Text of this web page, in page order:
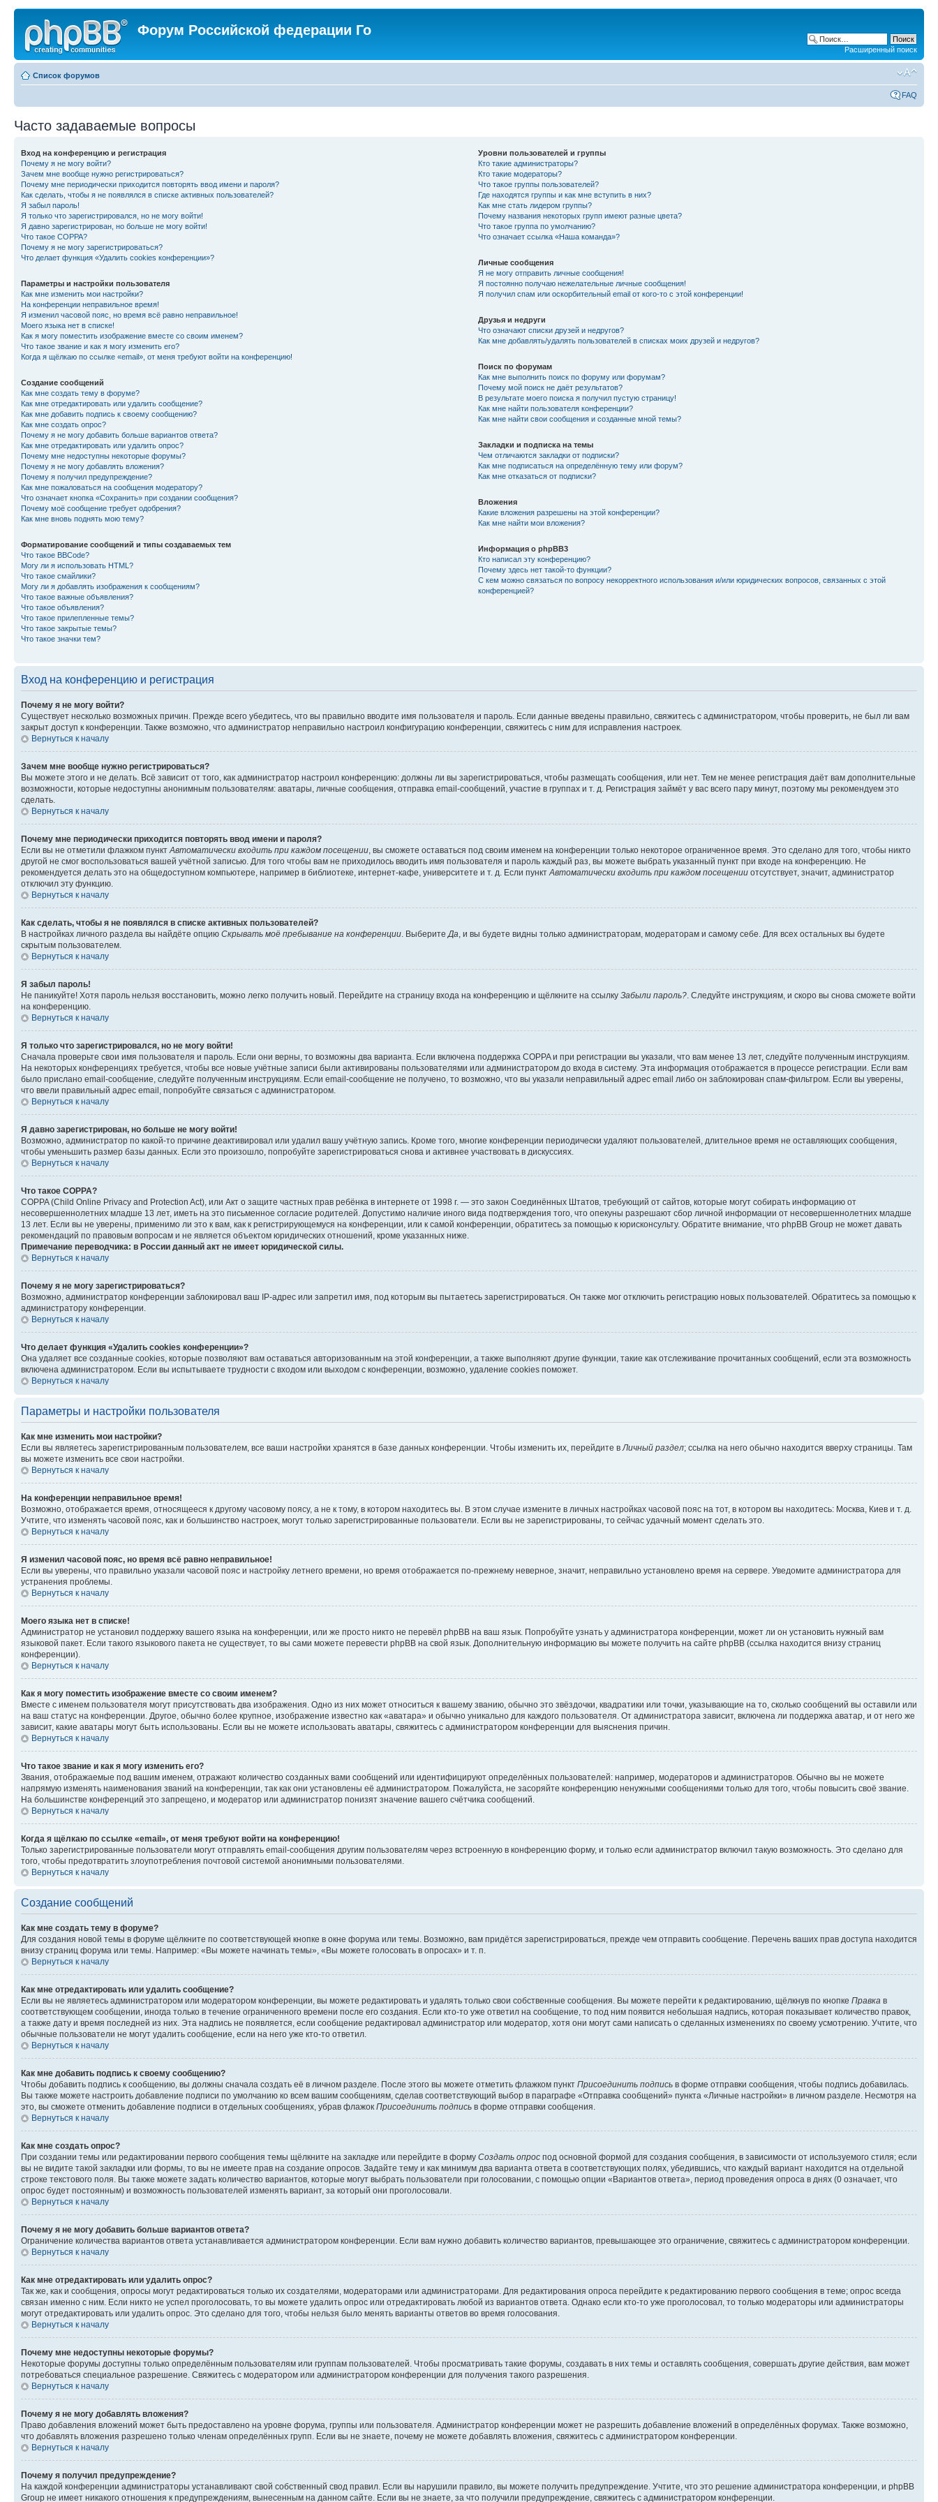
Форум Российской федерации Го
Расширенный поиск
Список форумов
FAQ
Часто задаваемые вопросы
Вход на конференцию и регистрация
Почему я не могу войти?
Зачем мне вообще нужно регистрироваться?
Почему мне периодически приходится повторять ввод имени и пароля?
Как сделать, чтобы я не появлялся в списке активных пользователей?
Я забыл пароль!
Я только что зарегистрировался, но не могу войти!
Я давно зарегистрирован, но больше не могу войти!
Что такое COPPA?
Почему я не могу зарегистрироваться?
Что делает функция «Удалить cookies конференции»?
Параметры и настройки пользователя
Как мне изменить мои настройки?
На конференции неправильное время!
Я изменил часовой пояс, но время всё равно неправильное!
Моего языка нет в списке!
Как я могу поместить изображение вместе со своим именем?
Что такое звание и как я могу изменить его?
Когда я щёлкаю по ссылке «email», от меня требуют войти на конференцию!
Создание сообщений
Как мне создать тему в форуме?
Как мне отредактировать или удалить сообщение?
Как мне добавить подпись к своему сообщению?
Как мне создать опрос?
Почему я не могу добавить больше вариантов ответа?
Как мне отредактировать или удалить опрос?
Почему мне недоступны некоторые форумы?
Почему я не могу добавлять вложения?
Почему я получил предупреждение?
Как мне пожаловаться на сообщения модератору?
Что означает кнопка «Сохранить» при создании сообщения?
Почему моё сообщение требует одобрения?
Как мне вновь поднять мою тему?
Форматирование сообщений и типы создаваемых тем
Что такое BBCode?
Могу ли я использовать HTML?
Что такое смайлики?
Могу ли я добавлять изображения к сообщениям?
Что такое важные объявления?
Что такое объявления?
Что такое прилепленные темы?
Что такое закрытые темы?
Что такое значки тем?
Уровни пользователей и группы
Кто такие администраторы?
Кто такие модераторы?
Что такое группы пользователей?
Где находятся группы и как мне вступить в них?
Как мне стать лидером группы?
Почему названия некоторых групп имеют разные цвета?
Что такое группа по умолчанию?
Что означает ссылка «Наша команда»?
Личные сообщения
Я не могу отправить личные сообщения!
Я постоянно получаю нежелательные личные сообщения!
Я получил спам или оскорбительный email от кого-то с этой конференции!
Друзья и недруги
Что означают списки друзей и недругов?
Как мне добавлять/удалять пользователей в списках моих друзей и недругов?
Поиск по форумам
Как мне выполнить поиск по форуму или форумам?
Почему мой поиск не даёт результатов?
В результате моего поиска я получил пустую страницу!
Как мне найти пользователя конференции?
Как мне найти свои сообщения и созданные мной темы?
Закладки и подписка на темы
Чем отличаются закладки от подписки?
Как мне подписаться на определённую тему или форум?
Как мне отказаться от подписки?
Вложения
Какие вложения разрешены на этой конференции?
Как мне найти мои вложения?
Информация о phpBB3
Кто написал эту конференцию?
Почему здесь нет такой-то функции?
С кем можно связаться по вопросу некорректного использования и/или юридических вопросов, связанных с этой
конференцией?
Вход на конференцию и регистрация
Почему я не могу войти?
Существует несколько возможных причин. Прежде всего убедитесь, что вы правильно вводите имя пользователя и пароль. Если данные введены правильно, свяжитесь с администратором, чтобы проверить, не был ли вам
закрыт доступ к конференции. Также возможно, что администратор неправильно настроил конфигурацию конференции, свяжитесь с ним для исправления настроек.
Вернуться к началу
Зачем мне вообще нужно регистрироваться?
Вы можете этого и не делать. Всё зависит от того, как администратор настроил конференцию: должны ли вы зарегистрироваться, чтобы размещать сообщения, или нет. Тем не менее регистрация даёт вам дополнительные
возможности, которые недоступны анонимным пользователям: аватары, личные сообщения, отправка email-сообщений, участие в группах и т. д. Регистрация займёт у вас всего пару минут, поэтому мы рекомендуем это
сделать.
Вернуться к началу
Почему мне периодически приходится повторять ввод имени и пароля?
Если вы не отметили флажком пунктАвтоматически входить при каждом посещении, вы сможете оставаться под своим именем на конференции только некоторое ограниченное время. Это сделано для того, чтобы никто
другой не смог воспользоваться вашей учётной записью. Для того чтобы вам не приходилось вводить имя пользователя и пароль каждый раз, вы можете выбрать указанный пункт при входе на конференцию. Не
рекомендуется делать это на общедоступном компьютере, например в библиотеке, интернет-кафе, университете и т. д. Если пунктАвтоматически входить при каждом посещении отсутствует, значит, администратор
отключил эту функцию.
Вернуться к началу
Как сделать, чтобы я не появлялся в списке активных пользователей?
В настройках личного раздела вы найдёте опцию Скрывать моё пребывание на конференции. ВыберитеДа, и вы будете видны только администраторам, модераторам и самому себе. Для всех остальных вы будете
скрытым пользователем.
Вернуться к началу
Я забыл пароль!
Не паникуйте! Хотя пароль нельзя восстановить, можно легко получить новый. Перейдите на страницу входа на конференцию и щёлкните на ссылку Забыли пароль?. Следуйте инструкциям, и скоро вы снова сможете войти
на конференцию.
Вернуться к началу
Я только что зарегистрировался, но не могу войти!
Сначала проверьте свои имя пользователя и пароль. Если они верны, то возможны два варианта. Если включена поддержка COPPA и при регистрации вы указали, что вам менее 13 лет, следуйте полученным инструкциям.
На некоторых конференциях требуется, чтобы все новые учётные записи были активированы пользователями или администратором до входа в систему. Эта информация отображается в процессе регистрации. Если вам
было прислано email-сообщение, следуйте полученным инструкциям. Если email-сообщение не получено, то возможно, что вы указали неправильный адрес email либо он заблокирован спам-фильтром. Если вы уверены,
что ввели правильный адрес email, попробуйте связаться с администратором.
Вернуться к началу
Я давно зарегистрирован, но больше не могу войти!
Возможно, администратор по какой-то причине деактивировал или удалил вашу учётную запись. Кроме того, многие конференции периодически удаляют пользователей, длительное время не оставляющих сообщения,
чтобы уменьшить размер базы данных. Если это произошло, попробуйте зарегистрироваться снова и активнее участвовать в дискуссиях.
Вернуться к началу
Что такое COPPA?
COPPA (Child Online Privacy and Protection Act), или Акт о защите частных прав ребёнка в интернете от 1998 г. — это закон Соединённых Штатов, требующий от сайтов, которые могут собирать информацию от
несовершеннолетних младше 13 лет, иметь на это письменное согласие родителей. Допустимо наличие иного вида подтверждения того, что опекуны разрешают сбор личной информации от несовершеннолетних младше
13 лет. Если вы не уверены, применимо ли это к вам, как к регистрирующемуся на конференции, или к самой конференции, обратитесь за помощью к юрисконсульту. Обратите внимание, что phpBB Group не может давать
рекомендаций по правовым вопросам и не является объектом юридических отношений, кроме указанных ниже.
Примечание переводчика: в России данный акт не имеет юридической силы.
Вернуться к началу
Почему я не могу зарегистрироваться?
Возможно, администратор конференции заблокировал ваш IP-адрес или запретил имя, под которым вы пытаетесь зарегистрироваться. Он также мог отключить регистрацию новых пользователей. Обратитесь за помощью к
администратору конференции.
Вернуться к началу
Что делает функция «Удалить cookies конференции»?
Она удаляет все созданные cookies, которые позволяют вам оставаться авторизованным на этой конференции, а также выполняют другие функции, такие как отслеживание прочитанных сообщений, если эта возможность
включена администратором. Если вы испытываете трудности с входом или выходом с конференции, возможно, удаление cookies поможет.
Вернуться к началу
Параметры и настройки пользователя
Как мне изменить мои настройки?
Если вы являетесь зарегистрированным пользователем, все ваши настройки хранятся в базе данных конференции. Чтобы изменить их, перейдите вЛичный раздел; ссылка на него обычно находится вверху страницы. Там
вы можете изменить все свои настройки.
Вернуться к началу
На конференции неправильное время!
Возможно, отображается время, относящееся к другому часовому поясу, а не к тому, в котором находитесь вы. В этом случае измените в личных настройках часовой пояс на тот, в котором вы находитесь: Москва, Киев и т. д.
Учтите, что изменять часовой пояс, как и большинство настроек, могут только зарегистрированные пользователи. Если вы не зарегистрированы, то сейчас удачный момент сделать это.
Вернуться к началу
Я изменил часовой пояс, но время всё равно неправильное!
Если вы уверены, что правильно указали часовой пояс и настройку летнего времени, но время отображается по-прежнему неверное, значит, неправильно установлено время на сервере. Уведомите администратора для
устранения проблемы.
Вернуться к началу
Моего языка нет в списке!
Администратор не установил поддержку вашего языка на конференции, или же просто никто не перевёл phpBB на ваш язык. Попробуйте узнать у администратора конференции, может ли он установить нужный вам
языковой пакет. Если такого языкового пакета не существует, то вы сами можете перевести phpBB на свой язык. Дополнительную информацию вы можете получить на сайте phpBB (ссылка находится внизу страниц
конференции).
Вернуться к началу
Как я могу поместить изображение вместе со своим именем?
Вместе с именем пользователя могут присутствовать два изображения. Одно из них может относиться к вашему званию, обычно это звёздочки, квадратики или точки, указывающие на то, сколько сообщений вы оставили или
на ваш статус на конференции. Другое, обычно более крупное, изображение известно как «аватара» и обычно уникально для каждого пользователя. От администратора зависит, включена ли поддержка аватар, и от него же
зависит, какие аватары могут быть использованы. Если вы не можете использовать аватары, свяжитесь с администратором конференции для выяснения причин.
Вернуться к началу
Что такое звание и как я могу изменить его?
Звания, отображаемые под вашим именем, отражают количество созданных вами сообщений или идентифицируют определённых пользователей: например, модераторов и администраторов. Обычно вы не можете
напрямую изменять наименования званий на конференции, так как они установлены её администратором. Пожалуйста, не засоряйте конференцию ненужными сообщениями только для того, чтобы повысить своё звание.
На большинстве конференций это запрещено, и модератор или администратор понизят значение вашего счётчика сообщений.
Вернуться к началу
Когда я щёлкаю по ссылке «email», от меня требуют войти на конференцию!
Только зарегистрированные пользователи могут отправлять email-сообщения другим пользователям через встроенную в конференцию форму, и только если администратор включил такую возможность. Это сделано для
того, чтобы предотвратить злоупотребления почтовой системой анонимными пользователями.
Вернуться к началу
Создание сообщений
Как мне создать тему в форуме?
Для создания новой темы в форуме щёлкните по соответствующей кнопке в окне форума или темы. Возможно, вам придётся зарегистрироваться, прежде чем отправить сообщение. Перечень ваших прав доступа находится
внизу страниц форума или темы. Например: «Вы можете начинать темы», «Вы можете голосовать в опросах» и т. п.
Вернуться к началу
Как мне отредактировать или удалить сообщение?
Если вы не являетесь администратором или модератором конференции, вы можете редактировать и удалять только свои собственные сообщения. Вы можете перейти к редактированию, щёлкнув по кнопке Правка в
соответствующем сообщении, иногда только в течение ограниченного времени после его создания. Если кто-то уже ответил на сообщение, то под ним появится небольшая надпись, которая показывает количество правок,
а также дату и время последней из них. Эта надпись не появляется, если сообщение редактировал администратор или модератор, хотя они могут сами написать о сделанных изменениях по своему усмотрению. Учтите, что
обычные пользователи не могут удалить сообщение, если на него уже кто-то ответил.
Вернуться к началу
Как мне добавить подпись к своему сообщению?
Чтобы добавить подпись к сообщению, вы должны сначала создать её в личном разделе. После этого вы можете отметить флажком пункт Присоединить подпись в форме отправки сообщения, чтобы подпись добавилась.
Вы также можете настроить добавление подписи по умолчанию ко всем вашим сообщениям, сделав соответствующий выбор в параграфе «Отправка сообщений» пункта «Личные настройки» в личном разделе. Несмотря на
это, вы сможете отменить добавление подписи в отдельных сообщениях, убрав флажок Присоединить подпись в форме отправки сообщения.
Вернуться к началу
Как мне создать опрос?
При создании темы или редактировании первого сообщения темы щёлкните на закладке или перейдите в форму Создать опрос под основной формой для создания сообщения, в зависимости от используемого стиля; если
вы не видите такой закладки или формы, то вы не имеете прав на создание опросов. Задайте тему и как минимум два варианта ответа в соответствующих полях, убедившись, что каждый вариант находится на отдельной
строке текстового поля. Вы также можете задать количество вариантов, которые могут выбрать пользователи при голосовании, с помощью опции «Вариантов ответа», период проведения опроса в днях (0 означает, что
опрос будет постоянным) и возможность пользователей изменять вариант, за который они проголосовали.
Вернуться к началу
Почему я не могу добавить больше вариантов ответа?
Ограничение количества вариантов ответа устанавливается администратором конференции. Если вам нужно добавить количество вариантов, превышающее это ограничение, свяжитесь с администратором конференции.
Вернуться к началу
Как мне отредактировать или удалить опрос?
Так же, как и сообщения, опросы могут редактироваться только их создателями, модераторами или администраторами. Для редактирования опроса перейдите к редактированию первого сообщения в теме; опрос всегда
связан именно с ним. Если никто не успел проголосовать, то вы можете удалить опрос или отредактировать любой из вариантов ответа. Однако если кто-то уже проголосовал, то только модераторы или администраторы
могут отредактировать или удалить опрос. Это сделано для того, чтобы нельзя было менять варианты ответов во время голосования.
Вернуться к началу
Почему мне недоступны некоторые форумы?
Некоторые форумы доступны только определённым пользователям или группам пользователей. Чтобы просматривать такие форумы, создавать в них темы и оставлять сообщения, совершать другие действия, вам может
потребоваться специальное разрешение. Свяжитесь с модератором или администратором конференции для получения такого разрешения.
Вернуться к началу
Почему я не могу добавлять вложения?
Право добавления вложений может быть предоставлено на уровне форума, группы или пользователя. Администратор конференции может не разрешить добавление вложений в определённых форумах. Также возможно,
что добавлять вложения разрешено только членам определённых групп. Если вы не знаете, почему не можете добавлять вложения, свяжитесь с администратором конференции.
Вернуться к началу
Почему я получил предупреждение?
На каждой конференции администраторы устанавливают свой собственный свод правил. Если вы нарушили правило, вы можете получить предупреждение. Учтите, что это решение администратора конференции, и phpBB
Group не имеет никакого отношения к предупреждениям, вынесенным на данном сайте. Если вы не знаете, за что получили предупреждение, свяжитесь с администратором конференции.